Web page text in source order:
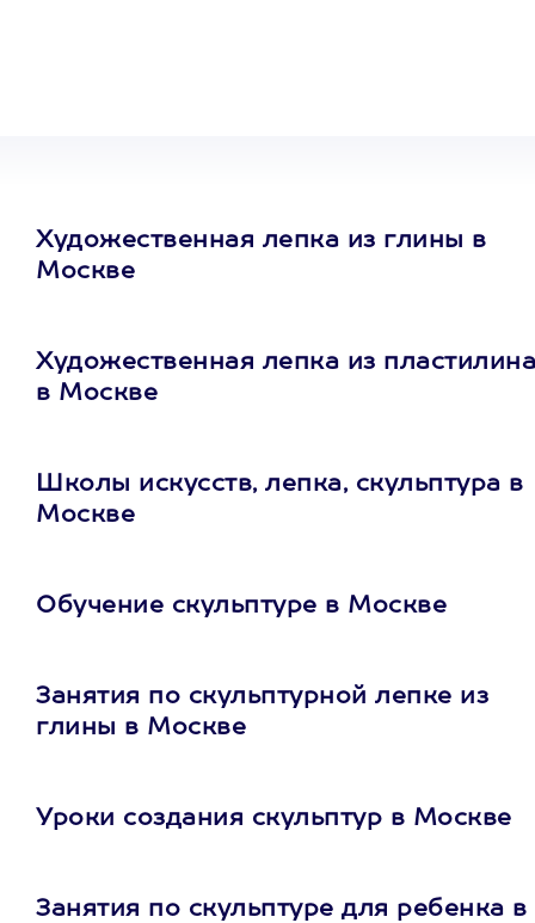
Художественная лепка из глины в
Москве
Художественная лепка из пластилина
в Москве
Школы искусств, лепка, скульптура в
Москве
Обучение скульптуре в Москве
Занятия по скульптурной лепке из
глины в Москве
Уроки создания скульптур в Москве
Занятия по скульптуре для ребенка в